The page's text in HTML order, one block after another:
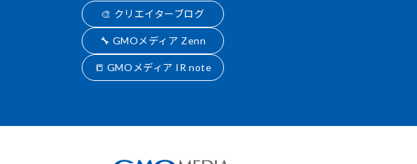
🎨 クリエイターブログ
🔧 GMOメディア Zenn
📒 GMOメディア IR note